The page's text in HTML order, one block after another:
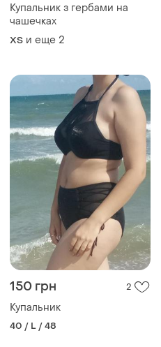
Купальник з гербами на
чашечках
ХS и еще 2
150 грн 2
Купальник
40 / L / 48